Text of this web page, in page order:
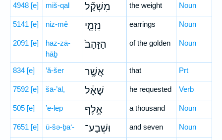
4948 [e] miš-qal מִשְׁקַ֞ל the weight Noun
5141 [e] niz-mê נִזְמֵ֤י earrings Noun
2091 [e]
haz-zā-
hāḇ
הַזָּהָב֙ of the golden Noun
834 [e] ’ă-šer אֲשֶׁ֣ר that Prt
7592 [e] šā-’āl, שָׁאָ֔ל he requested Verb
505 [e] ’e-lep̄ אֶ֥לֶף a thousand Noun
7651 [e] ū-šə-ḇa‘- וּשְׁבַע־ and seven Noun